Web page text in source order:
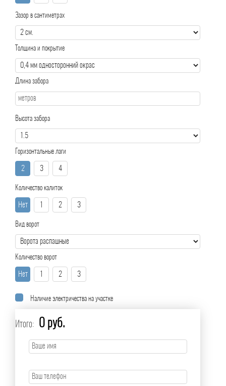
Зазор в сантиметрах
Толщина и покрытие
Длина забора
Высота забора
Горизонтальные лаги
2 3 4
Количество калиток
Нет 2 3
Вид ворот
Количество ворот
Нет 2 3
Наличие электричества на участке
Итого: 0 руб.